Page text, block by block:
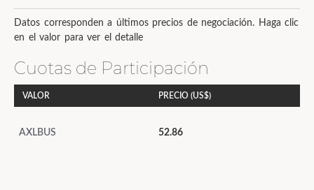
Datos corresponden a últimos precios de negociación. Haga clic
en el valor para ver el detalle
Cuotas de Participación
VALOR PRECIO (US$)
AXLBUS 52.86